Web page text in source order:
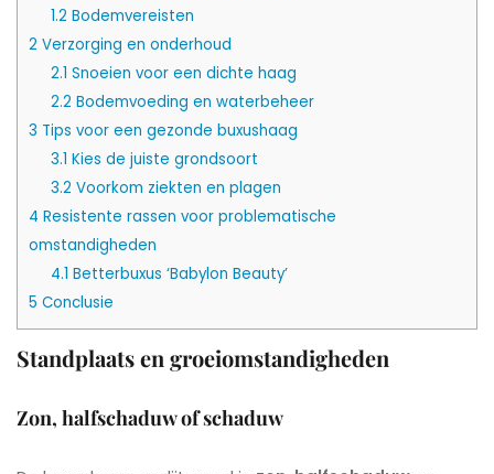
1.2 Bodemvereisten
2 Verzorging en onderhoud
2.1 Snoeien voor een dichte haag
2.2 Bodemvoeding en waterbeheer
3 Tips voor een gezonde buxushaag
3.1 Kies de juiste grondsoort
3.2 Voorkom ziekten en plagen
4 Resistente rassen voor problematische
omstandigheden
4.1 Betterbuxus ‘Babylon Beauty’
5 Conclusie
Standplaats en groeiomstandigheden
Zon, halfschaduw of schaduw